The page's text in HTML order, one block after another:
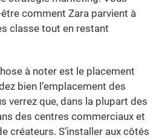
comment Zara parvient à
classe tout en restant
à noter est le placement
bien l’emplacement des
verrez que, dans la plupart des
des centres commerciaux et
créateurs. S’installer aux côtés